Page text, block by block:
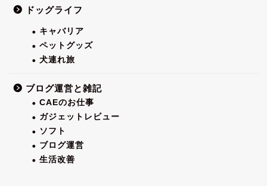
ドッグライフ
キャバリア
ペットグッズ
犬連れ旅
ブログ運営と雑記
CAEのお仕事
ガジェットレビュー
ソフト
ブログ運営
生活改善